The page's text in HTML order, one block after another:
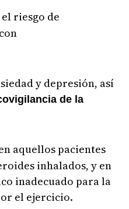
riesgo de
y depresión, así
de la
aquellos pacientes
inhalados, y en
inadecuado para la
el ejercicio.